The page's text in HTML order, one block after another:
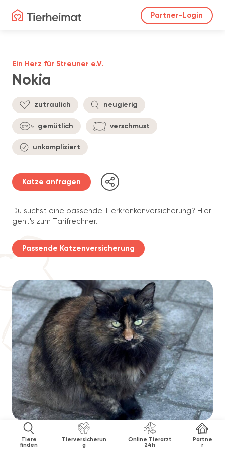
Partner-Login
Tiere
finden
Tierversicherun
g
Online Tierarzt
24h
Partne
r
Nokia
Ein Herz für Streuner e.V.
zutraulich neugierig
gemütlich verschmust
unkompliziert
Katze anfragen
Du suchst eine passende Tierkrankenversicherung? Hier
geht's zum Tarifrechner.
Passende Katzenversicherung